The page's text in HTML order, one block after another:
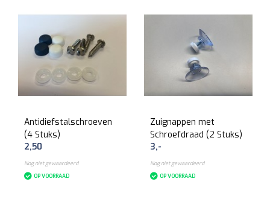
Antidiefstalschroeven
(4 Stuks)
2,50
Nog niet gewaardeerd
OP VOORRAAD
Zuignappen met
Schroefdraad (2 Stuks)
3,-
Nog niet gewaardeerd
OP VOORRAAD